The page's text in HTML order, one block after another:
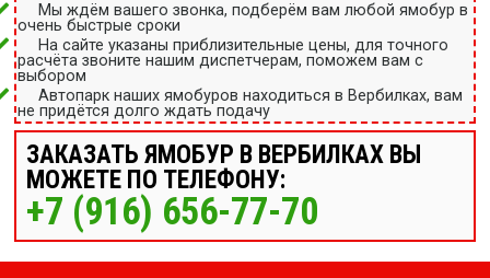
Мы ждём вашего звонка, подберём вам любой ямобур в
очень быстрые сроки
На сайте указаны приблизительные цены, для точного
расчёта звоните нашим диспетчерам, поможем вам с
выбором
Автопарк наших ямобуров находиться в Вербилках, вам
не придётся долго ждать подачу
ЗАКАЗАТЬ ЯМОБУР В ВЕРБИЛКАХ ВЫ
МОЖЕТЕ ПО ТЕЛЕФОНУ:
+7 (916) 656-77-70